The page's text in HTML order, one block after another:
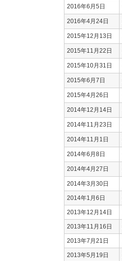
2016年6月5日
2016年4月24日
2015年12月13日
2015年11月22日
2015年10月31日
2015年6月7日
2015年4月26日
2014年12月14日
2014年11月23日
2014年11月1日
2014年6月8日
2014年4月27日
2014年3月30日
2014年1月6日
2013年12月14日
2013年11月16日
2013年7月21日
2013年5月19日